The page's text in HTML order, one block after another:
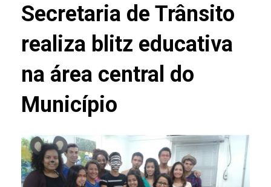
Secretaria de Trânsito
realiza blitz educativa
na área central do
Município